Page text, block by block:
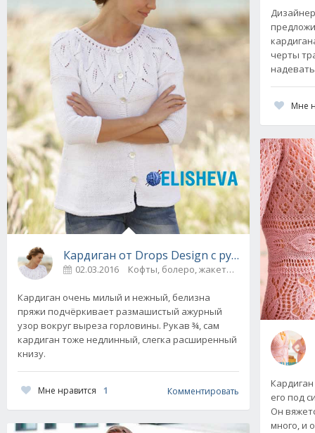
Кардиган от Drops Design с рукавом
02.03.2016
Кардиган очень милый и нежный, белизна
пряжи подчёркивает размашистый ажурный
узор вокруг выреза горловины. Рукав ¾, сам
кардиган тоже недлинный, слегка расширенный
книзу.
Мне нравится 1 Комментировать
черты
Мне
его под
Он
много, и